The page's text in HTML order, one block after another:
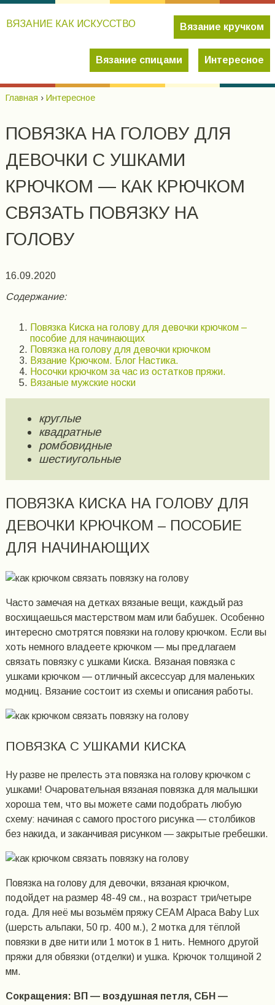
ВЯЗАНИЕ КАК ИСКУССТВО Вязание кручком
Вязание спицами Интересное
Главная › Интересное
ПОВЯЗКА НА ГОЛОВУ ДЛЯ
ДЕВОЧКИ С УШКАМИ
КРЮЧКОМ — КАК КРЮЧКОМ
СВЯЗАТЬ ПОВЯЗКУ НА
ГОЛОВУ
16.09.2020
Содержание:
Повязка Киска на голову для девочки крючком –
пособие для начинающих
Повязка на голову для девочки крючком
Вязание Крючком. Блог Настика.
Носочки крючком за час из остатков пряжи.
Вязаные мужские носки
круглые
квадратные
ромбовидные
шестиугольные
ПОВЯЗКА КИСКА НА ГОЛОВУ ДЛЯ
ДЕВОЧКИ КРЮЧКОМ – ПОСОБИЕ
ДЛЯ НАЧИНАЮЩИХ
Часто замечая на детках вязаные вещи, каждый раз
восхищаешься мастерством мам или бабушек. Особенно
интересно смотрятся повязки на голову крючком. Если вы
хоть немного владеете крючком — мы предлагаем
связать повязку с ушками Киска. Вязаная повязка с
ушками крючком — отличный аксессуар для маленьких
модниц. Вязание состоит из схемы и описания работы.
ПОВЯЗКА С УШКАМИ КИСКА
Ну разве не прелесть эта повязка на голову крючком с
ушками! Очаровательная вязаная повязка для малышки
хороша тем, что вы можете сами подобрать любую
схему: начиная с самого простого рисунка — столбиков
без накида, и заканчивая рисунком — закрытые гребешки.
Повязка на голову для девочки, вязаная крючком,
подойдет на размер 48-49 см., на возраст три/четыре
года. Для неё мы возьмём пряжу СЕАМ Alpaca Baby Lux
(шерсть альпаки, 50 гр. 400 м.), 2 мотка для тёплой
повязки в две нити или 1 моток в 1 нить. Немного другой
пряжи для обвязки (отделки) и ушка. Крючок толщиной 2
мм.
Сокращения: ВП — воздушная петля, СБН —